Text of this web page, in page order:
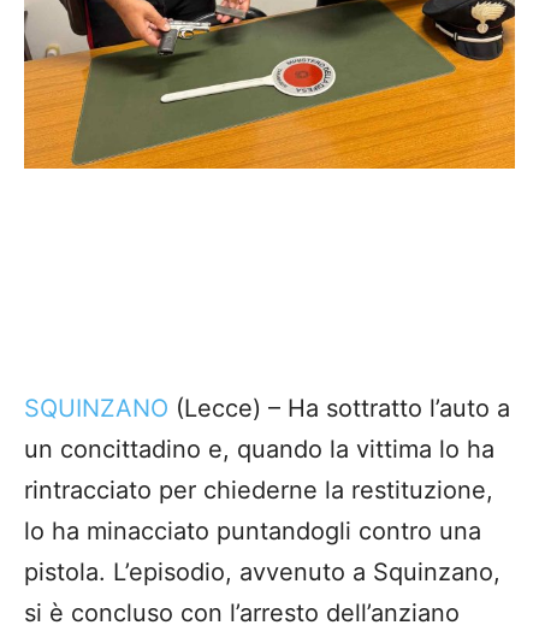
SQUINZANO (Lecce) – Ha sottratto l’auto a
un concittadino e, quando la vittima lo ha
rintracciato per chiederne la restituzione,
lo ha minacciato puntandogli contro una
pistola. L’episodio, avvenuto a Squinzano,
si è concluso con l’arresto dell’anziano